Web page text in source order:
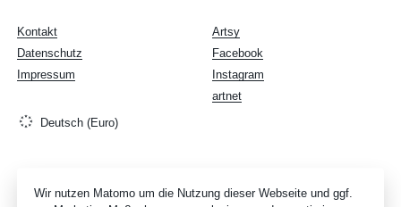
Artsy
Facebook
Instagram
artnet
Kontakt
Datenschutz
Impressum
Deutsch (Euro)
Wir nutzen Matomo um die Nutzung dieser Webseite und ggf.